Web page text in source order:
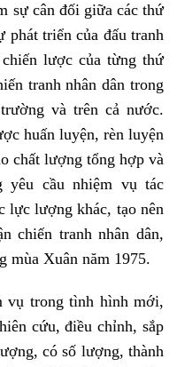
sự cân đối giữa các thứ
triển của đấu tranh
lược của từng thứ
tranh nhân dân trong
và trên cả nước.
huấn luyện, rèn luyện
chất lượng tổng hợp và
yêu cầu nhiệm vụ tác
lực lượng khác, tạo nên
chiến tranh nhân dân,
mùa Xuân năm 1975.
vụ trong tình hình mới,
cứu, điều chỉnh, sắp
có số lượng, thành